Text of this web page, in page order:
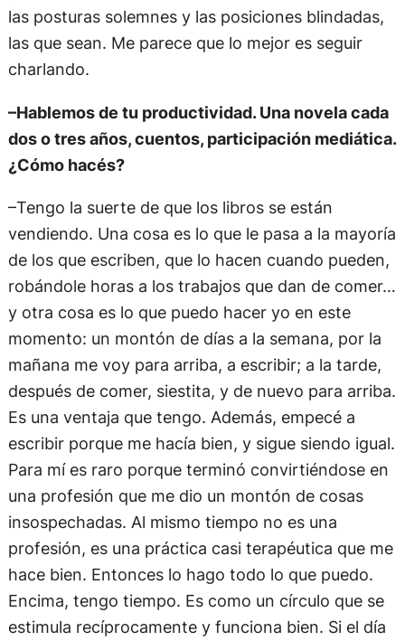
las posturas solemnes y las posiciones blindadas,
las que sean. Me parece que lo mejor es seguir
charlando.
–Hablemos de tu productividad. Una novela cada
dos o tres años, cuentos, participación mediática.
¿Cómo hacés?
–Tengo la suerte de que los libros se están
vendiendo. Una cosa es lo que le pasa a la mayoría
de los que escriben, que lo hacen cuando pueden,
robándole horas a los trabajos que dan de comer…
y otra cosa es lo que puedo hacer yo en este
momento: un montón de días a la semana, por la
mañana me voy para arriba, a escribir; a la tarde,
después de comer, siestita, y de nuevo para arriba.
Es una ventaja que tengo. Además, empecé a
escribir porque me hacía bien, y sigue siendo igual.
Para mí es raro porque terminó convirtiéndose en
una profesión que me dio un montón de cosas
insospechadas. Al mismo tiempo no es una
profesión, es una práctica casi terapéutica que me
hace bien. Entonces lo hago todo lo que puedo.
Encima, tengo tiempo. Es como un círculo que se
estimula recíprocamente y funciona bien. Si el día